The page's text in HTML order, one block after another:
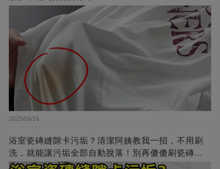
2025/09/16
浴室瓷磚縫隙卡污垢？清潔阿姨教我一招，不用刷
洗，就能讓污垢全部自動脫落！別再傻傻刷瓷磚
了！